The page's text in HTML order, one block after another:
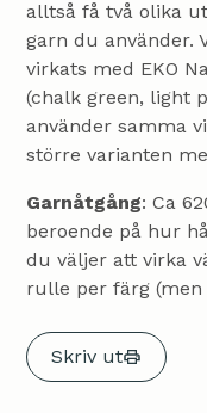
alltså få två olika
garn du använder.
virkats med EKO
(chalk green, light
använder samma
större varianten
Garnåtgång: Ca
beroende på hur
du väljer att virka
rulle per färg (men
Skriv ut